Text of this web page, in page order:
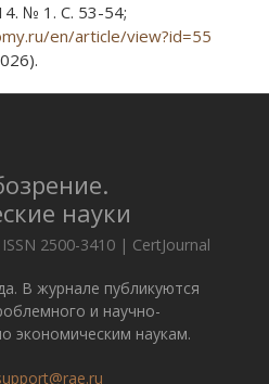
№ 1. С. 53-54;
en/article/view?id=55
науки
2500-3410 | CertJournal
В журнале публикуются
и научно-
экономическим наукам.